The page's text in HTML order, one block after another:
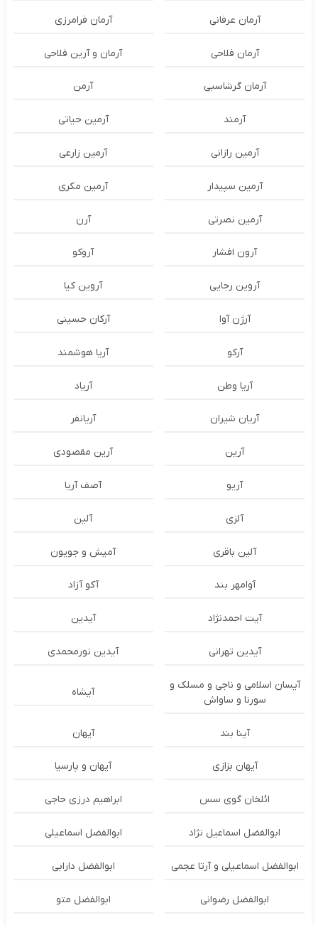
آرمان عرفانی آرمان فرامرزی
آرمان فلاحی آرمان و آرین فلاحی
آرمان گرشاسبی آرمن
آرمند آرمین حیاتی
آرمین رازانی آرمین زارعی
آرمین سپیدار آرمین مکری
آرمین نصرتی آرن
آرون افشار آروکو
آروین رجایی آروین کیا
آرژن آوا آرکان حسینی
آرکو آریا هوشمند
آریا وطن آریاد
آریان شیران آریانفر
آرین آرین مقصودی
آریو آصف آریا
آلزی آلین
آلین باقری آمیش و جویون
آوامهر بند آکو آزاد
آیت احمدنژاد آیدین
آیدین تهرانی آیدین نورمحمدی
آیسان اسلامی و ناجی و مسلک و
سورنا و ساواش
آیشاه
آینا بند آیهان
آیهان بزازی آیهان و پارسیا
ائلخان گوی سس ابراهیم درزی حاجی
ابوالفضل اسماعیل نژاد ابوالفضل اسماعیلی
ابوالفضل اسماعیلی و آرتا عجمی ابوالفضل دارابی
ابوالفضل رضوانی ابوالفضل متو